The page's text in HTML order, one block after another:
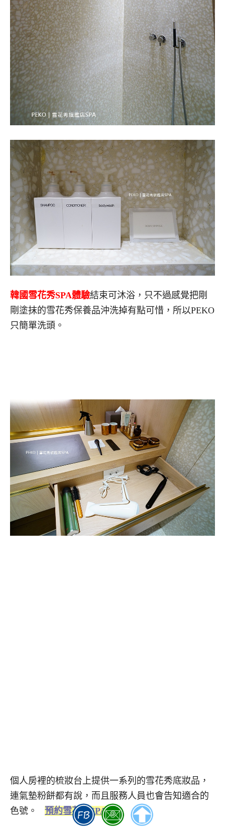
韓國雪花秀SPA體驗結束可沐浴，只不過感覺把剛
剛塗抹的雪花秀保養品沖洗掉有點可惜，所以PEKO
只簡單洗頭。
個人房裡的梳妝台上提供一系列的雪花秀底妝品，
連氣墊粉餅都有說，而且服務人員也會告知適合的
色號。 預約雪花秀SPA